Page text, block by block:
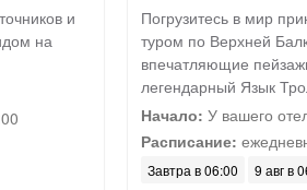
и
на
Погрузитесь в мир
туром по Верхней
впечатляющие
легендарный Язык
Начало: У вашего
Расписание:
Завтра в 06:00 9 авг в